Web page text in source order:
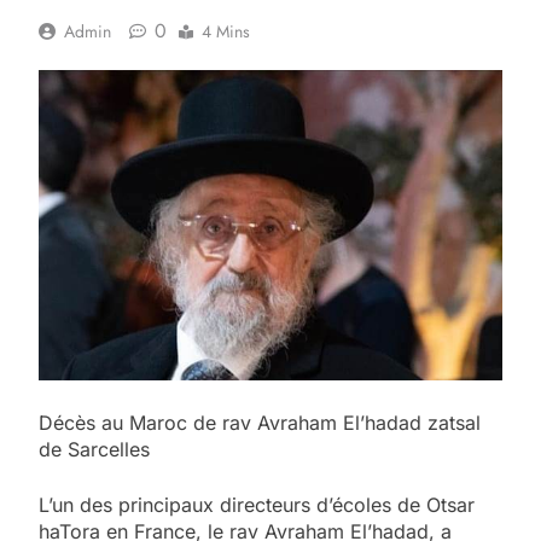
Admin 0 4 Mins
Décès au Maroc de rav Avraham El’hadad zatsal
de Sarcelles
L’un des principaux directeurs d’écoles de Otsar
haTora en France, le rav Avraham El’hadad, a